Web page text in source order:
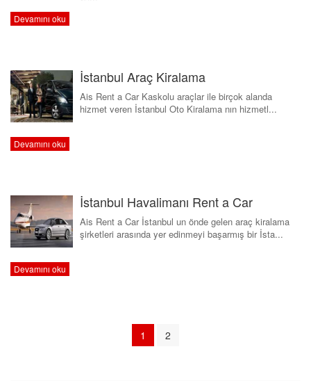
Devamını oku
İstanbul Araç Kiralama
Ais Rent a Car Kaskolu araçlar ile birçok alanda
hizmet veren İstanbul Oto Kiralama nın hizmetl...
Devamını oku
İstanbul Havalimanı Rent a Car
Ais Rent a Car İstanbul un önde gelen araç kiralama
şirketleri arasında yer edinmeyi başarmış bir İsta...
Devamını oku
1 2